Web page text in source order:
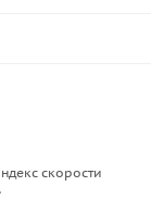
скорости